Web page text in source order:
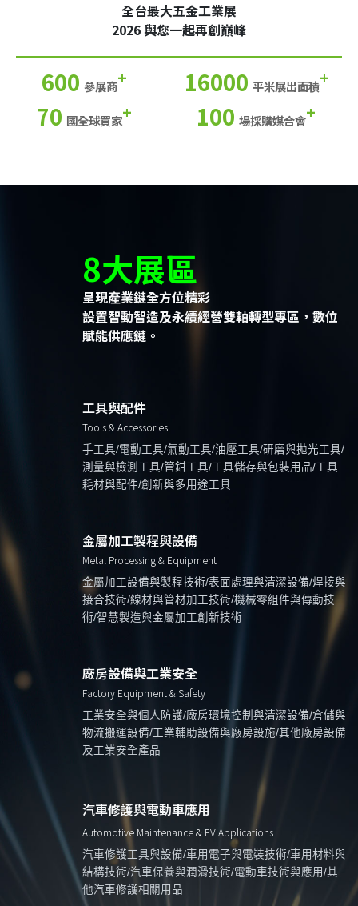
全台最大五金工業展
2026 與您一起再創巔峰
600 參展商+ 16000 平米展出面積+
70 國全球買家+ 100 場採購媒合會+
8大展區
呈現產業鏈全方位精彩
設置智動智造及永續經營雙軸轉型專區，數位
賦能供應鏈。
工具與配件
Tools & Accessories
手工具/電動工具/氣動工具/油壓工具/研磨與拋光工具/
測量與檢測工具/管鉗工具/工具儲存與包裝用品/工具
耗材與配件/創新與多用途工具
金屬加工製程與設備
Metal Processing & Equipment
金屬加工設備與製程技術/表面處理與清潔設備/焊接與
接合技術/線材與管材加工技術/機械零組件與傳動技
術/智慧製造與金屬加工創新技術
廠房設備與工業安全
Factory Equipment & Safety
工業安全與個人防護/廠房環境控制與清潔設備/倉儲與
物流搬運設備/工業輔助設備與廠房設施/其他廠房設備
及工業安全產品
汽車修護與電動車應用
Automotive Maintenance & EV Applications
汽車修護工具與設備/車用電子與電裝技術/車用材料與
結構技術/汽車保養與潤滑技術/電動車技術與應用/其
他汽車修護相關用品